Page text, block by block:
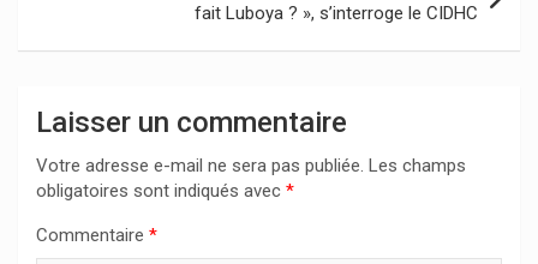
fait Luboya ? », s’interroge le CIDHC
Laisser un commentaire
Votre adresse e-mail ne sera pas publiée. Les champs
obligatoires sont indiqués avec *
Commentaire *